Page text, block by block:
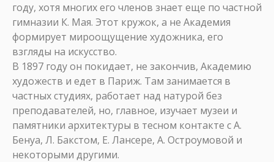
году, хотя многих его членов знает еще по частной
гимназии К. Мая. Этот кружок, а не Академия
формирует мироощущение художника, его
взгляды на искусство.
В 1897 году он покидает, не закончив, Академию
художеств и едет в Париж. Там занимается в
частных студиях, работает над натурой без
преподавателей, но, главное, изучает музеи и
памятники архитектуры в тесном контакте с А.
Бенуа, Л. Бакстом, Е. Лансере, А. Остроумовой и
некоторыми другими.